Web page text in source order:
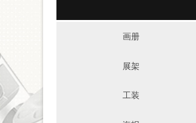
画册
展架
工装